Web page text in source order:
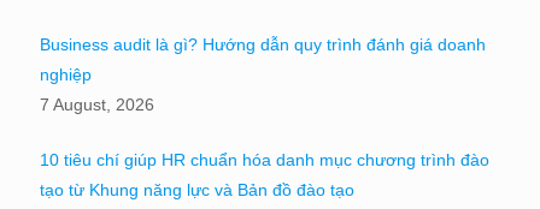
Business audit là gì? Hướng dẫn quy trình đánh giá doanh
nghiệp
7 August, 2026
10 tiêu chí giúp HR chuẩn hóa danh mục chương trình đào
tạo từ Khung năng lực và Bản đồ đào tạo